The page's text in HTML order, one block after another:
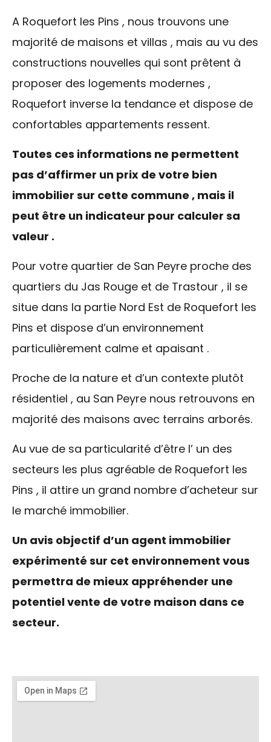
A Roquefort les Pins , nous trouvons une
majorité de maisons et villas , mais au vu des
constructions nouvelles qui sont prêtent à
proposer des logements modernes ,
Roquefort inverse la tendance et dispose de
confortables appartements ressent.
Toutes ces informations ne permettent
pas d’affirmer un prix de votre bien
immobilier sur cette commune , mais il
peut être un indicateur pour calculer sa
valeur .
Pour votre quartier de San Peyre proche des
quartiers du Jas Rouge et de Trastour , il se
situe dans la partie Nord Est de Roquefort les
Pins et dispose d’un environnement
particulièrement calme et apaisant .
Proche de la nature et d’un contexte plutôt
résidentiel , au San Peyre nous retrouvons en
majorité des maisons avec terrains arborés.
Au vue de sa particularité d’être l’ un des
secteurs les plus agréable de Roquefort les
Pins , il attire un grand nombre d’acheteur sur
le marché immobilier.
Un avis objectif d’un agent immobilier
expérimenté sur cet environnement vous
permettra de mieux appréhender une
potentiel vente de votre maison dans ce
secteur.